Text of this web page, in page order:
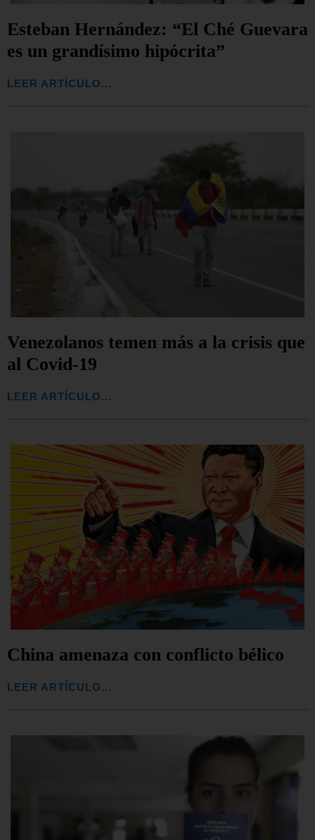
Esteban Hernández: “El Ché Guevara
es un grandísimo hipócrita”
LEER ARTÍCULO...
Venezolanos temen más a la crisis que
al Covid-19
LEER ARTÍCULO...
China amenaza con conflicto bélico
LEER ARTÍCULO...